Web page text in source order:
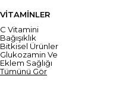
VİTAMİNLER
C Vitamini
Bağışıklık
Bitkisel Ürünler
Glukozamin Ve
Eklem Sağlığı
Tümünü Gör